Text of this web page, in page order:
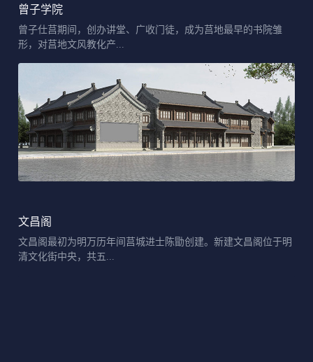
曾子学院
曾子仕莒期间，创办讲堂、广收门徒，成为莒地最早的书院雏
形，对莒地文风教化产...
文昌阁
文昌阁最初为明万历年间莒城进士陈勖创建。新建文昌阁位于明
清文化街中央，共五...